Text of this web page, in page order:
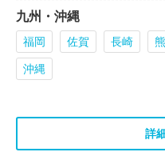
九州・沖縄
福岡 佐賀 長崎
沖縄
詳